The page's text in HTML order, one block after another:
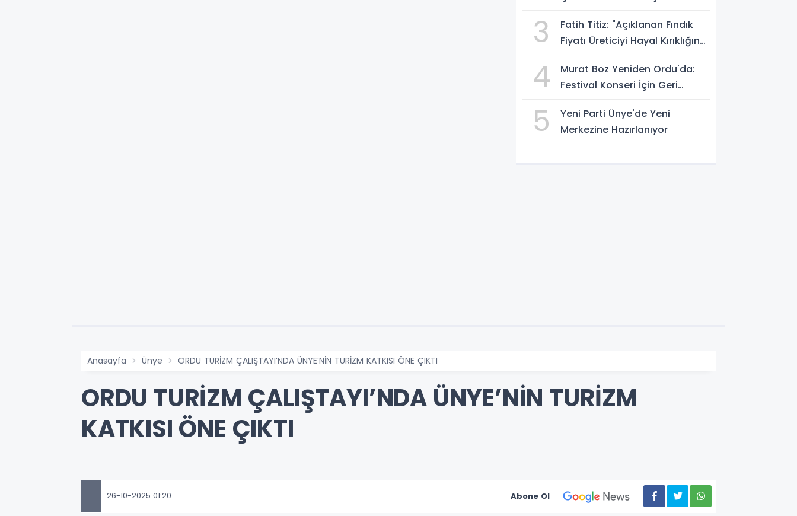
3
Fatih Titiz: "Açıklanan Fındık
Fiyatı Üreticiyi Hayal Kırıklığına
4
Murat Boz Yeniden Ordu'da:
Festival Konseri İçin Geri
5
Yeni Parti Ünye'de Yeni
Merkezine Hazırlanıyor
Anasayfa Ünye ORDU TURİZM ÇALIŞTAYI’NDA ÜNYE’NİN TURİZM KATKISI ÖNE ÇIKTI
ORDU TURİZM ÇALIŞTAYI’NDA ÜNYE’NİN TURİZM
KATKISI ÖNE ÇIKTI
26-10-2025 01:20 Abone Ol